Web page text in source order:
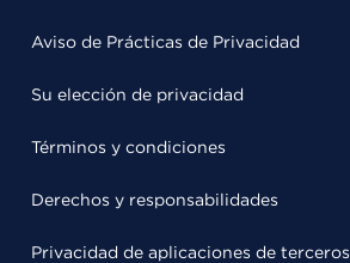
Aviso de Prácticas de Privacidad
Su elección de privacidad
Términos y condiciones
Derechos y responsabilidades
Privacidad de aplicaciones de terceros